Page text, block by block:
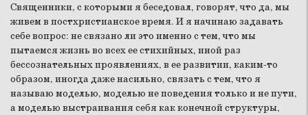
Священники, с которыми я беседовал, говорят, что да, мы
живем в постхристианское время. И я начинаю задавать
себе вопрос: не связано ли это именно с тем, что мы
пытаемся жизнь во всех ее стихийных, иной раз
бессознательных проявлениях, в ее развитии, каким-то
образом, иногда даже насильно, связать с тем, что я
называю моделью, моделью не поведения только и не пути,
а моделью выстраивания себя как конечной структуры,